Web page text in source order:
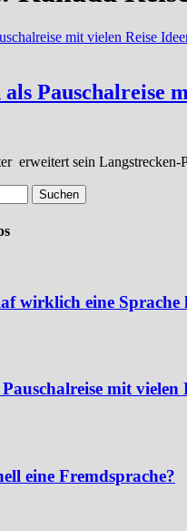
Pauschalreise
erweitert sein
wirklich eine Sprache
mit vielen
eine Fremdsprache?